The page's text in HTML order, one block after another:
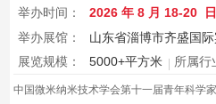
举办时间：
2026 年 8 月 18-20 日
举办展馆：
山东省淄博市齐盛国
展览规模：
5000+平方米 所属行
中国微米纳米技术学会第十一届青年科学